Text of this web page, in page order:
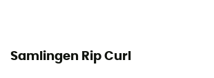
Samlingen Rip Curl